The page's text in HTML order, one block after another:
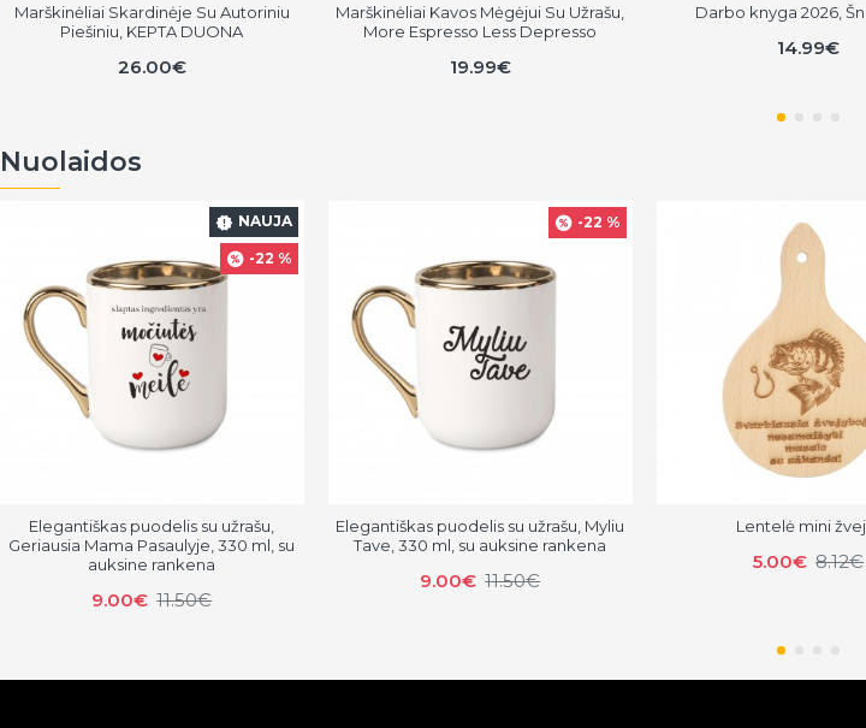
Marškinėliai Skardinėje Su Autoriniu
Piešiniu, KEPTA DUONA
26.00€
Marškinėliai Kavos Mėgėjui Su Užrašu,
More Espresso Less Depresso
19.99€
Darbo knyga 2026,
14.99€
Nuolaidos
NAUJA
-22 %
Elegantiškas puodelis su užrašu,
Geriausia Mama Pasaulyje, 330 ml, su
auksine rankena
9.00€ 11.50€
-22 %
Elegantiškas puodelis su užrašu, Myliu
Tave, 330 ml, su auksine rankena
9.00€ 11.50€
Lentelė mini
5.00€ 8.12€